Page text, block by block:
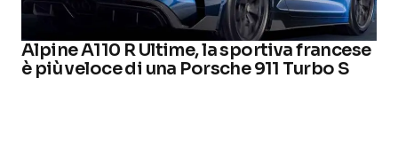
Alpine A110 R Ultime, la sportiva francese
è più veloce di una Porsche 911 Turbo S